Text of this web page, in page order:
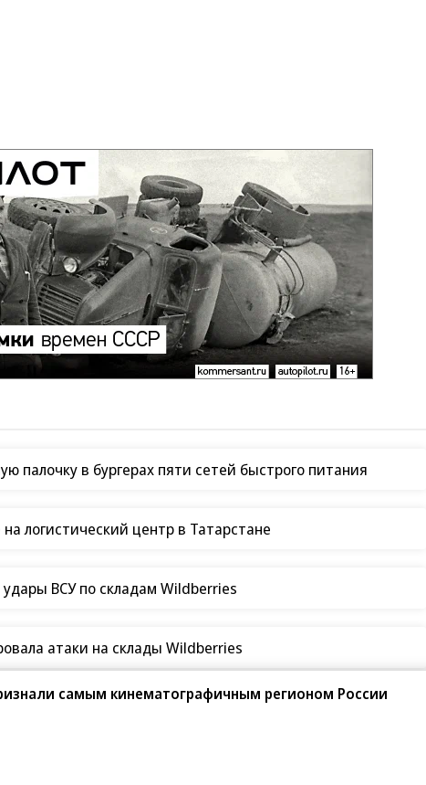
палочку в бургерах пяти сетей быстрого питания
логистический центр в Татарстане
ВСУ по складам Wildberries
атаки на склады Wildberries
самым кинематографичным регионом России